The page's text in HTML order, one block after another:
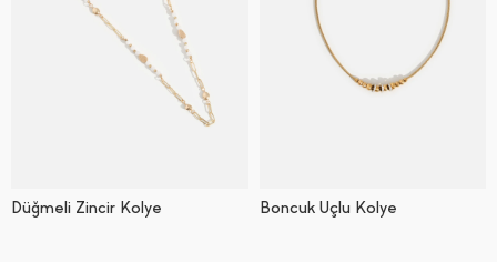
Düğmeli Zincir Kolye Boncuk Uçlu Kolye